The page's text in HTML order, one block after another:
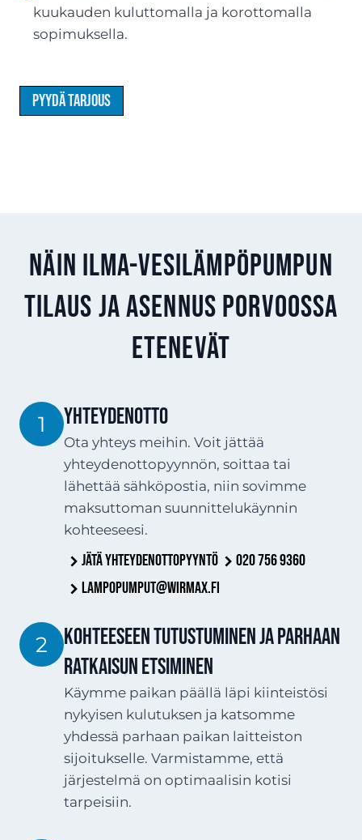
kuukauden kuluttomalla ja korottomalla
sopimuksella.
Pyydä tarjous
Näin ilma-vesilämpöpumpun
tilaus ja asennus Porvoossa
etenevät
1 YHTEYDENOTTO
Ota yhteys meihin. Voit jättää
yhteydenottopyynnön, soittaa tai
lähettää sähköpostia, niin sovimme
maksuttoman suunnittelukäynnin
kohteeseesi.
Jätä yhteydenottopyyntö
020 756 9360
lampopumput@wirmax.fi
2
Kohteeseen tutustuminen ja parhaan
ratkaisun etsiminen
Käymme paikan päällä läpi kiinteistösi
nykyisen kulutuksen ja katsomme
yhdessä parhaan paikan laitteiston
sijoitukselle. Varmistamme, että
järjestelmä on optimaalisin kotisi
tarpeisiin.